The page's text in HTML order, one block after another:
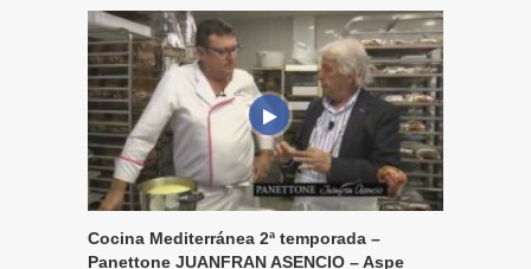
Cocina Mediterránea 2ª temporada –
Panettone JUANFRAN ASENCIO – Aspe